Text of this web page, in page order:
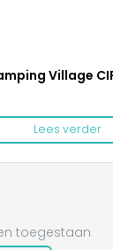
Village
Lees verder
toegestaan